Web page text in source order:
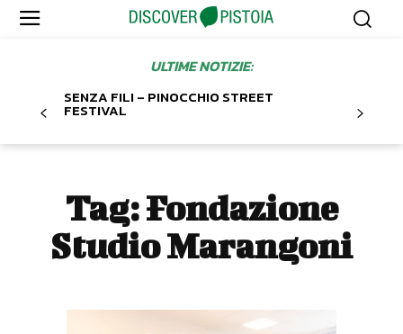
ULTIME NOTIZIE:
SENZA FILI – PINOCCHIO STREET
FESTIVAL
Tag:Fondazione
Studio Marangoni